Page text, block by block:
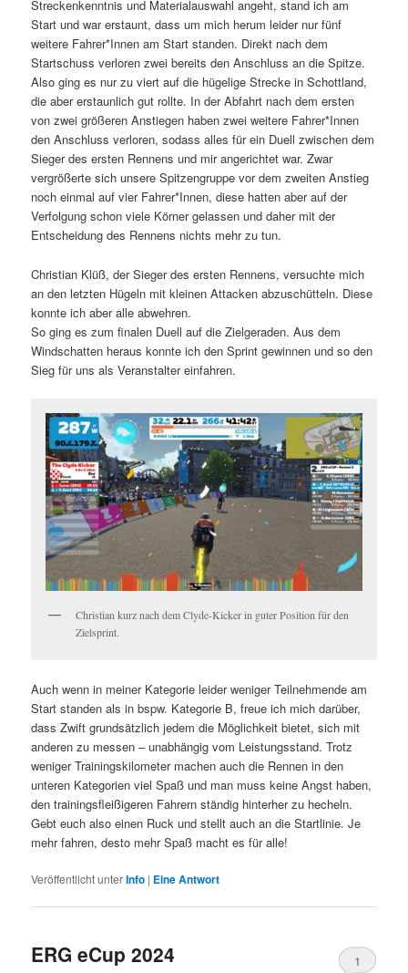
Streckenkenntnis und Materialauswahl angeht, stand ich am
Start und war erstaunt, dass um mich herum leider nur fünf
weitere Fahrer*Innen am Start standen. Direkt nach dem
Startschuss verloren zwei bereits den Anschluss an die Spitze.
Also ging es nur zu viert auf die hügelige Strecke in Schottland,
die aber erstaunlich gut rollte. In der Abfahrt nach dem ersten
von zwei größeren Anstiegen haben zwei weitere Fahrer*Innen
den Anschluss verloren, sodass alles für ein Duell zwischen dem
Sieger des ersten Rennens und mir angerichtet war. Zwar
vergrößerte sich unsere Spitzengruppe vor dem zweiten Anstieg
noch einmal auf vier Fahrer*Innen, diese hatten aber auf der
Verfolgung schon viele Körner gelassen und daher mit der
Entscheidung des Rennens nichts mehr zu tun.
Christian Klüß, der Sieger des ersten Rennens, versuchte mich
an den letzten Hügeln mit kleinen Attacken abzuschütteln. Diese
konnte ich aber alle abwehren.
So ging es zum finalen Duell auf die Zielgeraden. Aus dem
Windschatten heraus konnte ich den Sprint gewinnen und so den
Sieg für uns als Veranstalter einfahren.
Christian kurz nach dem Clyde-Kicker in guter Position für den
Zielsprint.
Auch wenn in meiner Kategorie leider weniger Teilnehmende am
Start standen als in bspw. Kategorie B, freue ich mich darüber,
dass Zwift grundsätzlich jedem die Möglichkeit bietet, sich mit
anderen zu messen – unabhängig vom Leistungsstand. Trotz
weniger Trainingskilometer machen auch die Rennen in den
unteren Kategorien viel Spaß und man muss keine Angst haben,
den trainingsfleißigeren Fahrern ständig hinterher zu hecheln.
Gebt euch also einen Ruck und stellt auch an die Startlinie. Je
mehr fahren, desto mehr Spaß macht es für alle!
Veröffentlicht unterInfo | EineAntwort
ERG eCup 2024 1